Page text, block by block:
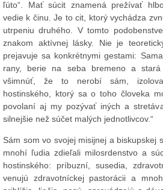
ľúto“. Mať súcit znamená prežívať
vedie k činu. Je to cit, ktorý vychádza
utrpeniu druhého. V tomto
znakom aktívnej lásky. Nie je
prejavuje sa konkrétnymi gestami:
rany, berie na seba bremeno a
všimnúť, že to nerobí sám,
hostinského, ktorý sa o toho človeka
povolaní aj my pozývať iných a
silnejšie než súčet malých jednotlivcov.“
Sám som vo svojej misijnej a biskupskej
mnohí ľudia zdieľali milosrdenstvo a
hostinského: príbuzní, susedia,
venujú zdravotníckej pastorácii a